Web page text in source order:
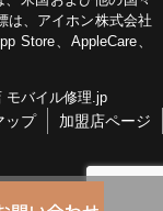
は、アイホン株式会社
Store、AppleCare、
モバイル修理.jp
ップ 加盟店ページ